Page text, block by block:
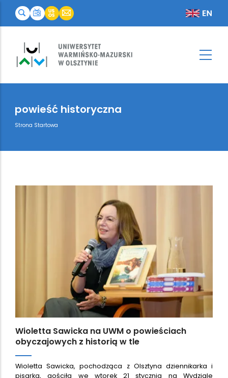
powieść historyczna
Breadcrumb
Strona Startowa
Wioletta Sawicka na UWM o powieściach
obyczajowych z historią w tle
Wioletta Sawicka, pochodząca z Olsztyna dziennikarka i
pisarka, gościła we wtorek 21 stycznia na Wydziale